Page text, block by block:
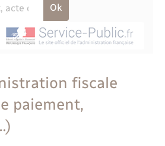
communales
de chien
- Citoyenneté
la-Forêt
d’occupation de l’espace
fiscale
paiement,